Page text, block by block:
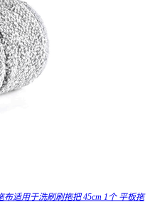
适用于洗刷刷拖把 45cm 1个 平板拖